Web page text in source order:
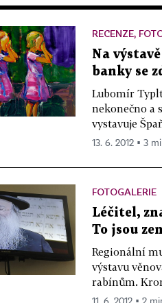
RECENZE,
Na
banky se
Lubomír
nekonečno a
vystavuje
13. 6. 2012 ▪ 3
FOTOGALERIE
Léčitel,
To jsou
Regionální
výstavu
rabínům.